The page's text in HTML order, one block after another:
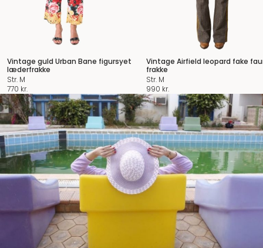
Vintage guld Urban Bane figursyet
læderfrakke
Str. M
770 kr.
Vintage Airfield leopard fake
frakke
Str. M
990 kr.